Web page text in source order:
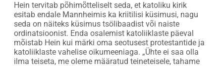
Hein tervitab põhimõtteliselt seda, et katoliku kirik
esitab endale Mannheimis ka kriitilisi küsimusi, nagu
seda on näiteks küsimus tsölibaadist või naiste
ordinatsioonist. Enda osalemist katoliiklaste päeval
mõistab Hein kui märki oma seotusest protestantide ja
katoliiklaste vahelise oikumeeniaga. „Ühte ei saa olla
ilma teiseta, me oleme määratud teineteisele, tahame